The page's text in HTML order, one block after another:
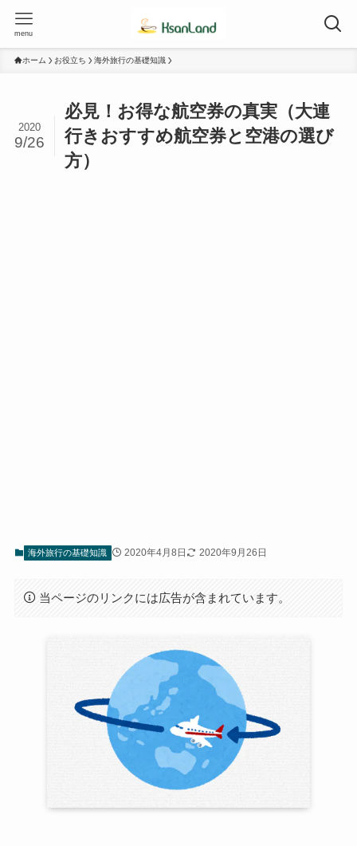
menu
ホーム お役立ち 海外旅行の基礎知識
必見！お得な航空券の真実（大連
行きおすすめ航空券と空港の選び
方）
2020
9/26
海外旅行の基礎知識 2020年4月8日 2020年9月26日
当ページのリンクには広告が含まれています。